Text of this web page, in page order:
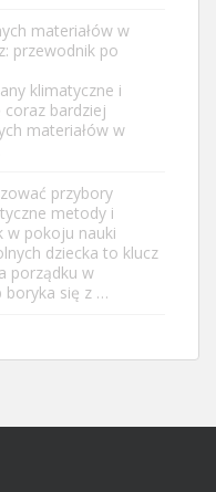
materiałów w
przewodnik po
klimatyczne i
bardziej
materiałów w
przybory
metody i
w pokoju nauki
dziecka to klucz
porządku w
boryka się z …